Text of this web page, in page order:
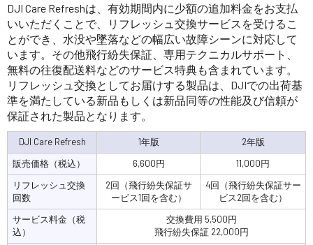
DJI Care Refreshは、有効期間内に少額の追加料金をお支払
いいただくことで、リフレッシュ交換サービスを受けるこ
とができ、水没や墜落などの幅広い故障シーンに対応して
います。その他飛行紛失保証、専用テクニカルサポート、
無料の往復配送料などのサービス特典も含まれています。
リフレッシュ交換としてお届けする製品は、DJIでの出荷基
準を満たしている新品もしくは新品同等の性能及び信頼が
保証された製品となります。
DJI Care Refresh 1年版
2年版
販売価格（税込）
6,600円
11,000円
リフレッシュ交換
回数
2回（飛行紛失保証サ
ービス1回を含む）
4回（飛行紛失保証サー
ビス2回を含む）
サービス料金（税
込）
交換費用 5,500円
飛行紛失保証 22,000円